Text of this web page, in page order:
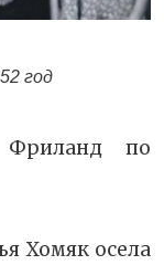
год
по
Хомяк осела